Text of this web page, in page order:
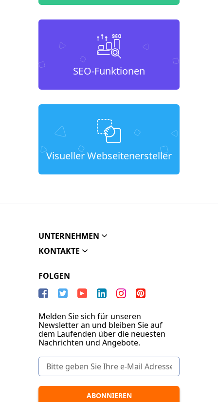
SEO-Funktionen
Visueller Webseitenersteller
UNTERNEHMEN
KONTAKTE
FOLGEN
Melden Sie sich für unseren
Newsletter an und bleiben Sie auf
dem Laufenden über die neuesten
Nachrichten und Angebote.